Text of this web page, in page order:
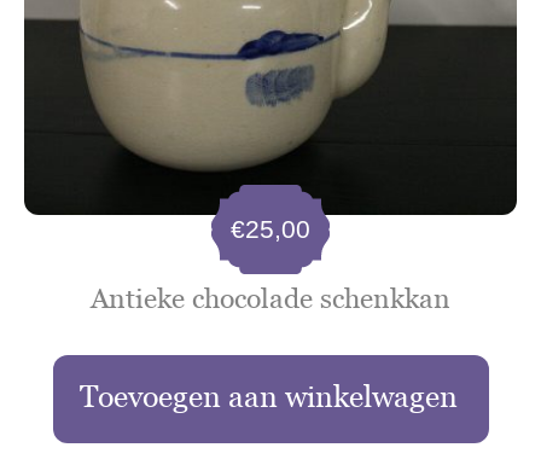
Antieke chocolade schenkkan
€25,00
Toevoegen aan winkelwagen